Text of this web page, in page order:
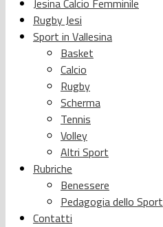
Jesina Calcio Femminile
Rugby Jesi
Sport in Vallesina
Basket
Calcio
Rugby
Scherma
Tennis
Volley
Altri Sport
Rubriche
Benessere
Pedagogia dello Sport
Contatti